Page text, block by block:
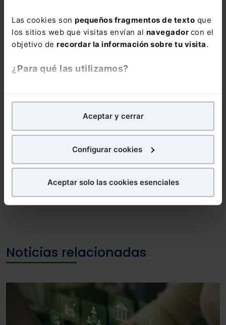
Las cookies son pequeños fragmentos de texto que
los sitios web que visitas envían al navegador con el
objetivo de recordar la información sobre tu visita.
¿Para qué las utilizamos?
analíticospara tratar demejorar tu experienciaen
nuestra página web. También con fines publicitarios,
para poder mostrarte publicidad y contenidos de tu
¿Qué puedes hacer?
experiencia en la web sea óptima
seleccionar solo aquellas que quieras permitir en tu
navegador. Si no seleccionas ninguna utilizaremos
Saber más acerca de las cookies
Aceptar y cerrar
Configurar cookies
Aceptar solo las cookies esenciales
Consulta la información básica sobre Protección de Datos
Suscribirse
Noticias relacionadas